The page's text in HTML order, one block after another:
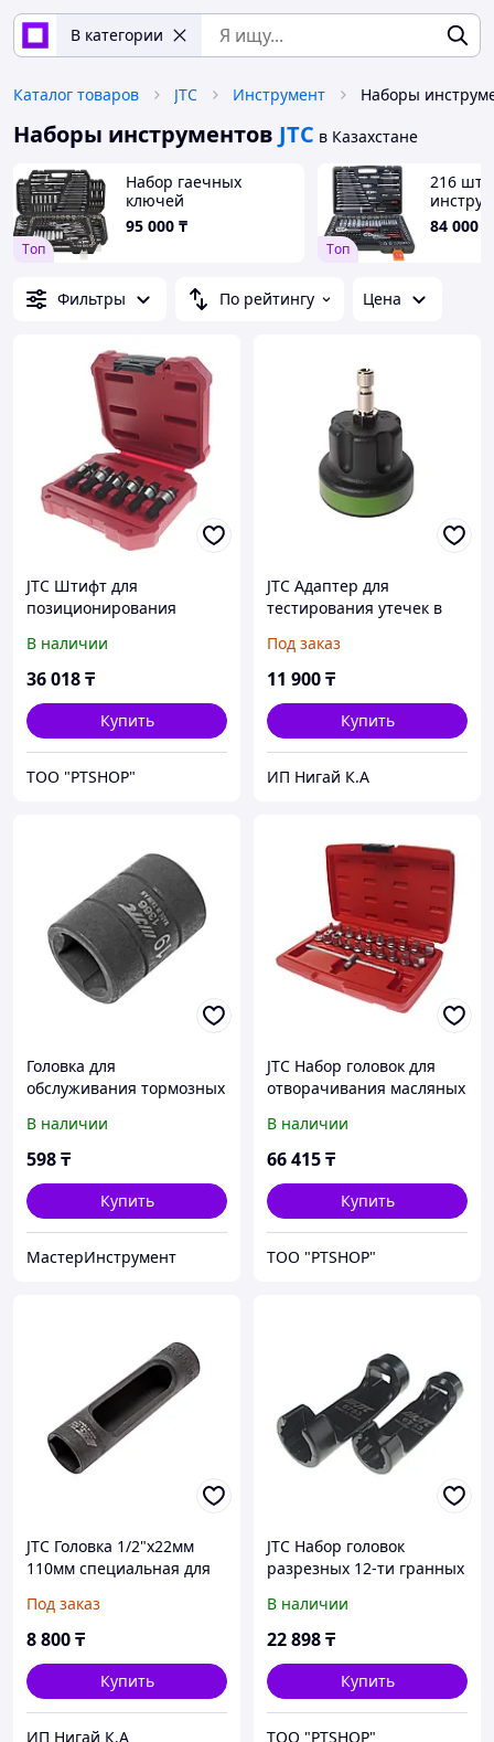
В категории
Каталог товаров JTC Инструмент Наборы
Наборы инструментов JTC в Казахстане
Tоп
Набор гаечных
ключей
95 000 ₸
Tоп
216
84 000
Фильтры По рейтингу Цена
JTC Штифт для
позиционирования
(AUDI A3 (13),Golf (13)
T10486A ) JTC
В наличии
36 018₸
Купить
ТОО "PTSHOP"
JTC Адаптер для
тестирования утечек в
(BMW,MINI,LAND ROVER)
(для JTC-1528) JTC
Под заказ
11 900₸
Купить
ИП Нигай К.А
Головка для
обслуживания тормозных
гранная 1/2"*19 мм JTC-
1366
В наличии
598₸
Купить
МастерИнструмент
JTC Набор головок для
отворачивания масляных
В наличии
66 415₸
Купить
ТОО "PTSHOP"
JTC Головка 1/2"х22мм
110мм специальная для
JTC
Под заказ
8 800₸
Купить
ИП Нигай К.А
JTC Набор головок
разрезных 12-ти гранных
В наличии
22 898₸
Купить
ТОО "PTSHOP"